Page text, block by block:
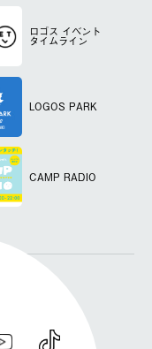
ロゴス イベント
タイムライン
LOGOS PARK
CAMP RADIO